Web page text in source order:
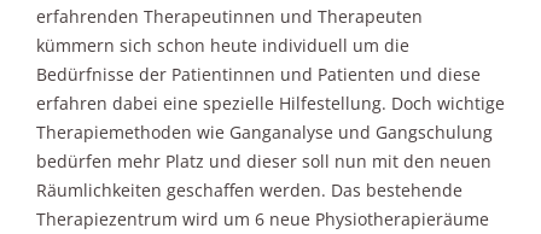
erfahrenden Therapeutinnen und Therapeuten
kümmern sich schon heute individuell um die
Bedürfnisse der Patientinnen und Patienten und diese
erfahren dabei eine spezielle Hilfestellung. Doch wichtige
Therapiemethoden wie Ganganalyse und Gangschulung
bedürfen mehr Platz und dieser soll nun mit den neuen
Räumlichkeiten geschaffen werden. Das bestehende
Therapiezentrum wird um 6 neue Physiotherapieräume